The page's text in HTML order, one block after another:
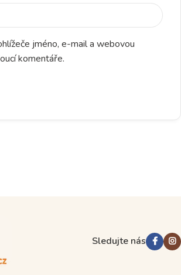
jméno, e-mail a webovou
komentáře.
Sledujte nás